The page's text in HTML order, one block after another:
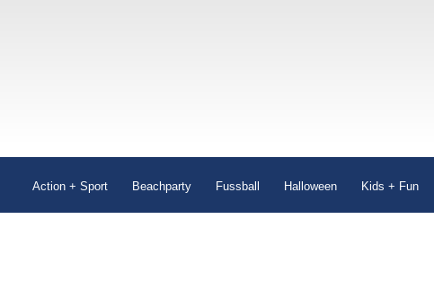
Action + Sport Beachparty Fussball Halloween Kids + Fun